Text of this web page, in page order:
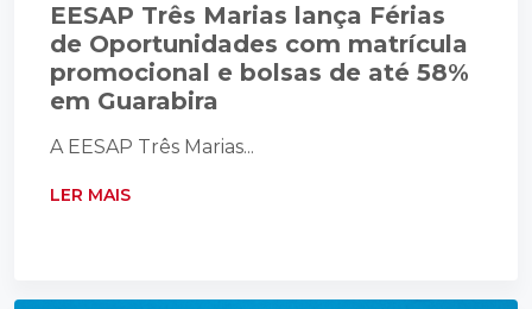
EESAP Três Marias lança Férias
de Oportunidades com matrícula
promocional e bolsas de até 58%
em Guarabira
A EESAP Três Marias...
LER MAIS